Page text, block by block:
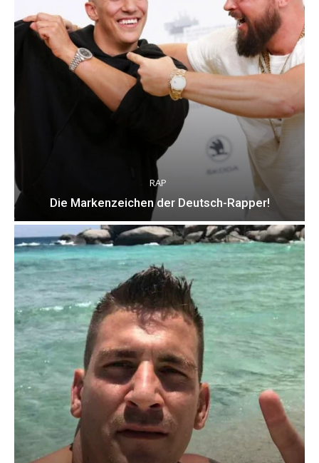
RAP
Die Markenzeichen der Deutsch-Rapper!